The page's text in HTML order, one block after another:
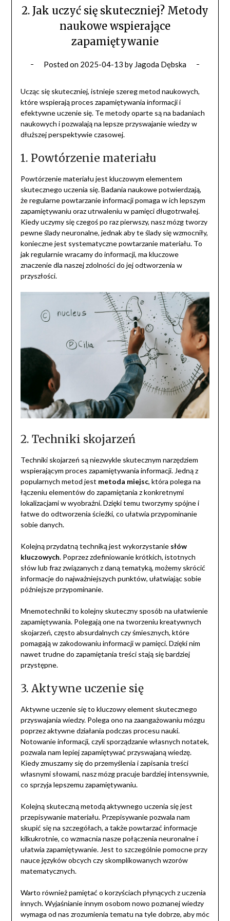
2. Jak uczyć się skuteczniej? Metody
naukowe wspierające
zapamiętywanie
Posted on 2025-04-13 by Jagoda Dębska
Ucząc się skuteczniej, istnieje szereg metod naukowych,
które wspierają proces zapamiętywania informacji i
efektywne uczenie się. Te metody oparte są na badaniach
naukowych i pozwalają na lepsze przyswajanie wiedzy w
dłuższej perspektywie czasowej.
1. Powtórzenie materiału
Powtórzenie materiału jest kluczowym elementem
skutecznego uczenia się. Badania naukowe potwierdzają,
że regularne powtarzanie informacji pomaga w ich lepszym
zapamiętywaniu oraz utrwaleniu w pamięci długotrwałej.
Kiedy uczymy się czegoś po raz pierwszy, nasz mózg tworzy
pewne ślady neuronalne, jednak aby te ślady się wzmocniły,
konieczne jest systematyczne powtarzanie materiału. To
jak regularnie wracamy do informacji, ma kluczowe
znaczenie dla naszej zdolności do jej odtworzenia w
przyszłości.
2. Techniki skojarzeń
Techniki skojarzeń są niezwykle skutecznym narzędziem
wspierającym proces zapamiętywania informacji. Jedną z
popularnych metod jest metoda miejsc, która polega na
łączeniu elementów do zapamiętania z konkretnymi
lokalizacjami w wyobraźni. Dzięki temu tworzymy spójne i
łatwe do odtworzenia ścieżki, co ułatwia przypominanie
sobie danych.
Kolejną przydatną techniką jest wykorzystanie słów
kluczowych. Poprzez zdefiniowanie krótkich, istotnych
słów lub fraz związanych z daną tematyką, możemy skrócić
informacje do najważniejszych punktów, ułatwiając sobie
późniejsze przypominanie.
Mnemotechniki to kolejny skuteczny sposób na ułatwienie
zapamiętywania. Polegają one na tworzeniu kreatywnych
skojarzeń, często absurdalnych czy śmiesznych, które
pomagają w zakodowaniu informacji w pamięci. Dzięki nim
nawet trudne do zapamiętania treści stają się bardziej
przystępne.
3. Aktywne uczenie się
Aktywne uczenie się to kluczowy element skutecznego
przyswajania wiedzy. Polega ono na zaangażowaniu mózgu
poprzez aktywne działania podczas procesu nauki.
Notowanie informacji, czyli sporządzanie własnych notatek,
pozwala nam lepiej zapamiętywać przyswajaną wiedzę.
Kiedy zmuszamy się do przemyślenia i zapisania treści
własnymi słowami, nasz mózg pracuje bardziej intensywnie,
co sprzyja lepszemu zapamiętywaniu.
Kolejną skuteczną metodą aktywnego uczenia się jest
przepisywanie materiału. Przepisywanie pozwala nam
skupić się na szczegółach, a także powtarzać informacje
kilkukrotnie, co wzmacnia nasze połączenia neuronalne i
ułatwia zapamiętywanie. Jest to szczególnie pomocne przy
nauce języków obcych czy skomplikowanych wzorów
matematycznych.
Warto również pamiętać o korzyściach płynących z uczenia
innych. Wyjaśnianie innym osobom nowo poznanej wiedzy
wymaga od nas zrozumienia tematu na tyle dobrze, aby móc